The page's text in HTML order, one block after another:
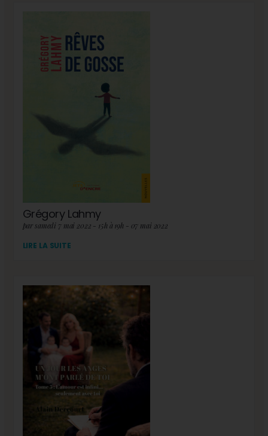
Grégory Lahmy
par samedi 7 mai 2022 - 15h à 19h - 07 mai 2022
LIRE LA SUITE